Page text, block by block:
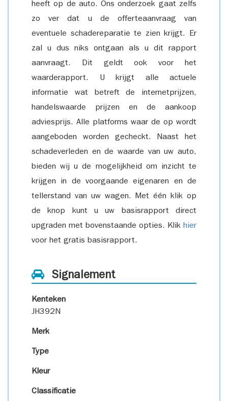
heeft op de auto. Ons onderzoek gaat zelfs
zo ver dat u de offerteaanvraag van
eventuele schadereparatie te zien krijgt. Er
zal u dus niks ontgaan als u dit rapport
aanvraagt. Dit geldt ook voor het
waarderapport. U krijgt alle actuele
informatie wat betreft de internetprijzen,
handelswaarde prijzen en de aankoop
adviesprijs. Alle platforms waar de op wordt
aangeboden worden gecheckt. Naast het
schadeverleden en de waarde van uw auto,
bieden wij u de mogelijkheid om inzicht te
krijgen in de voorgaande eigenaren en de
tellerstand van uw wagen. Met één klik op
de knop kunt u uw basisrapport direct
upgraden met bovenstaande opties. Klik hier
voor het gratis basisrapport.
Signalement
Kenteken
JH392N
Merk
Type
Kleur
Classificatie